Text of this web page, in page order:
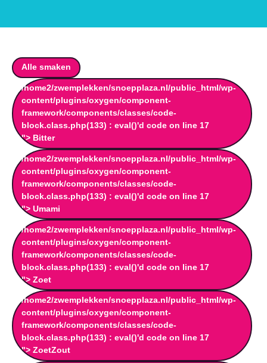
Alle smaken
/home2/zwemplekken/snoepplaza.nl/public_html/wp-
content/plugins/oxygen/component-
framework/components/classes/code-
block.class.php(133) : eval()'d code on line 17
"> Bitter
/home2/zwemplekken/snoepplaza.nl/public_html/wp-
content/plugins/oxygen/component-
framework/components/classes/code-
block.class.php(133) : eval()'d code on line 17
"> Umami
/home2/zwemplekken/snoepplaza.nl/public_html/wp-
content/plugins/oxygen/component-
framework/components/classes/code-
block.class.php(133) : eval()'d code on line 17
"> Zoet
/home2/zwemplekken/snoepplaza.nl/public_html/wp-
content/plugins/oxygen/component-
framework/components/classes/code-
block.class.php(133) : eval()'d code on line 17
"> ZoetZout